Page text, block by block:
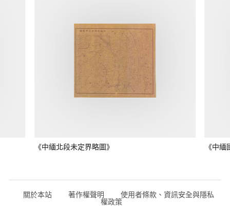
《中緬北段未定界略圖》 《中
關於本站 著作權聲明 使用者條款、資訊安全與隱私
權政策